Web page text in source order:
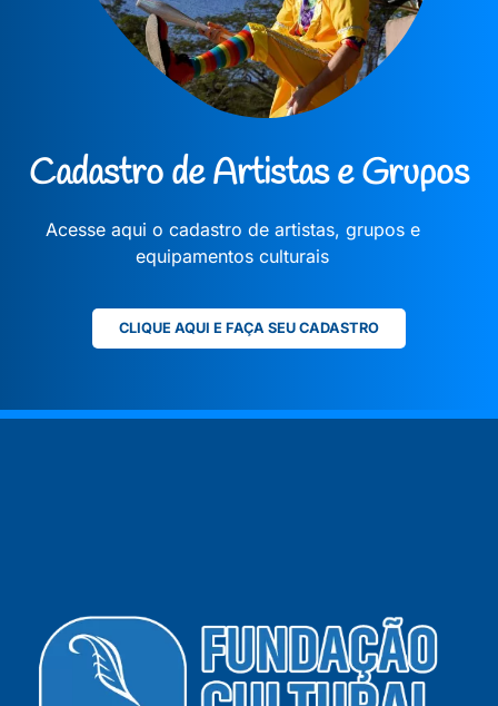
Cadastro de Artistas e Grupos
Acesse aqui o cadastro de artistas, grupos e
equipamentos culturais
CLIQUE AQUI E FAÇA SEU CADASTRO